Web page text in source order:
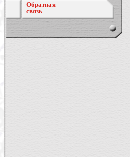
Обратная
связь